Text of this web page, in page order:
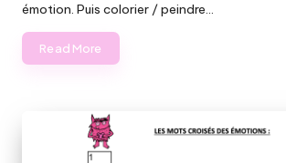
émotion. Puis colorier / peindre…
Read More